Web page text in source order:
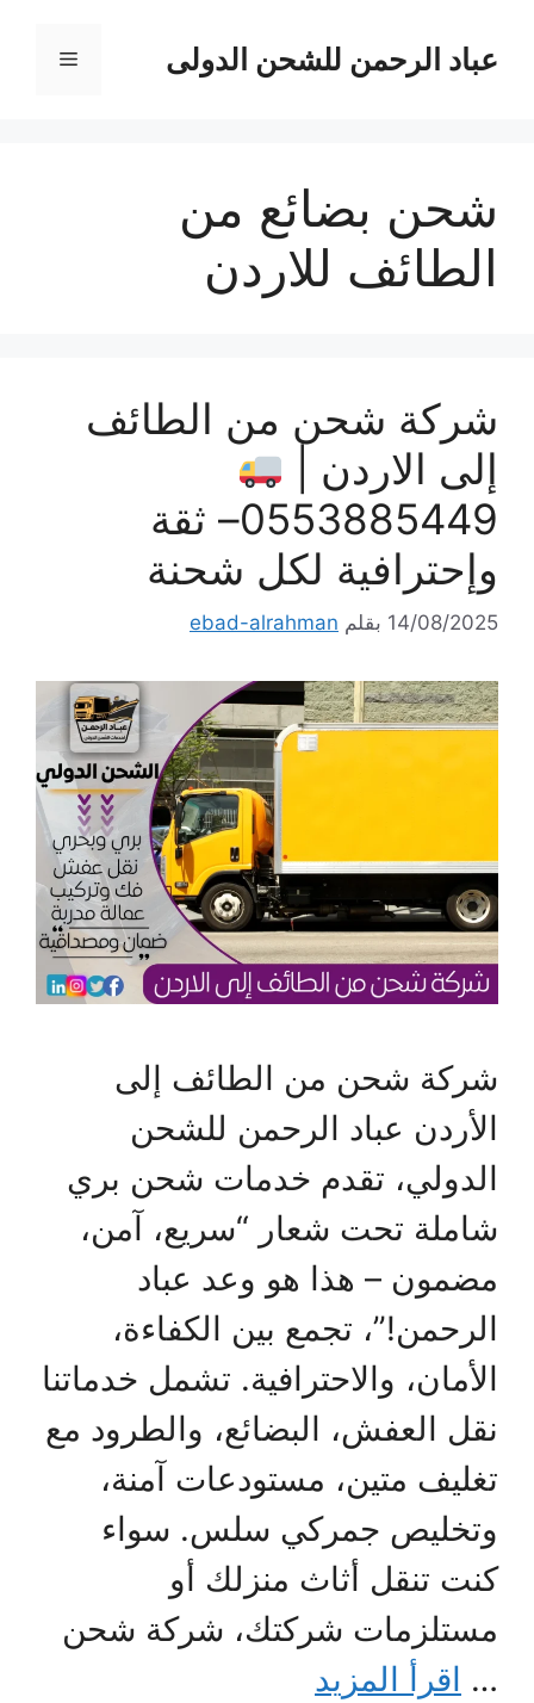
المحتوىعباد الرحمن للشحن الدولى القائمة
شحن بضائع من
الطائف للاردن
شركة شحن من الطائف
إلى الاردن |
0553885449– ثقة
وإحترافية لكل شحنة
14/08/2025 بقلم ebad-alrahman
شركة شحن من الطائف إلى
الأردن عباد الرحمن للشحن
الدولي، تقدم خدمات شحن بري
شاملة تحت شعار “سريع، آمن،
مضمون – هذا هو وعد عباد
الرحمن!”، تجمع بين الكفاءة،
الأمان، والاحترافية. تشمل خدماتنا
نقل العفش، البضائع، والطرود مع
تغليف متين، مستودعات آمنة،
وتخليص جمركي سلس. سواء
كنت تنقل أثاث منزلك أو
مستلزمات شركتك، شركة شحن
… اقرأ المزيد